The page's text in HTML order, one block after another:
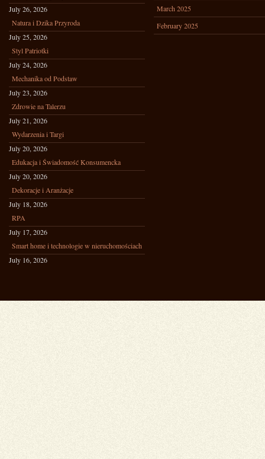
July 26, 2026
Natura i Dzika Przyroda
July 25, 2026
Styl Patriotki
July 24, 2026
Mechanika od Podstaw
July 23, 2026
Zdrowie na Talerzu
July 21, 2026
Wydarzenia i Targi
July 20, 2026
Edukacja i Świadomość Konsumencka
July 20, 2026
Dekoracje i Aranżacje
July 18, 2026
RPA
July 17, 2026
Smart home i technologie w nieruchomościach
July 16, 2026
March 2025
February 2025